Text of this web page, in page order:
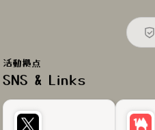
活動拠点
SNS & Links